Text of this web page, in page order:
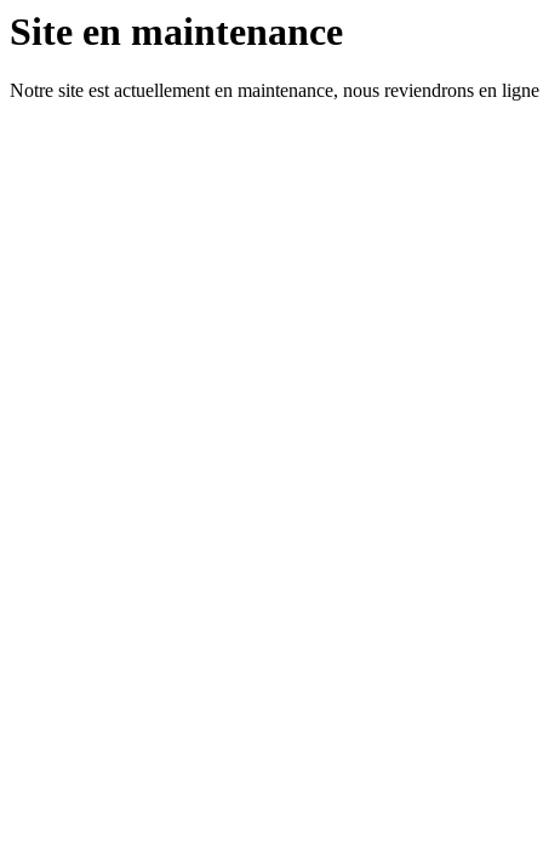
Site en maintenance
Notre site est actuellement en maintenance, nous reviendrons en